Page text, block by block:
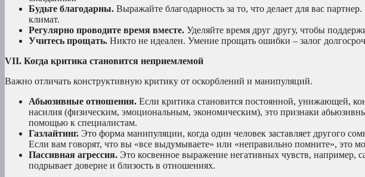
Будьте благодарны. Выражайте благодарность за то, что делает для вас
климат.
Регулярно проводите время вместе. Уделяйте время друг другу, чтобы
Учитесь прощать. Никто не идеален. Умение прощать ошибки – залог
VII. Когда критика становится неприемлемой
Важно отличать конструктивную критику от оскорблений и манипуляций.
Абьюзивные отношения. Если критика становится постоянной, унижающей,
насилия (физическим, эмоциональным, экономическим), это признаки
помощью к специалистам.
Газлайтинг. Это форма манипуляции, когда один человек заставляет другого
Если вам говорят, что вы «все выдумываете» или «неправильно помните», это
Пассивная агрессия. Это косвенное выражение негативных чувств, например,
подрывает доверие и близость в отношениях.